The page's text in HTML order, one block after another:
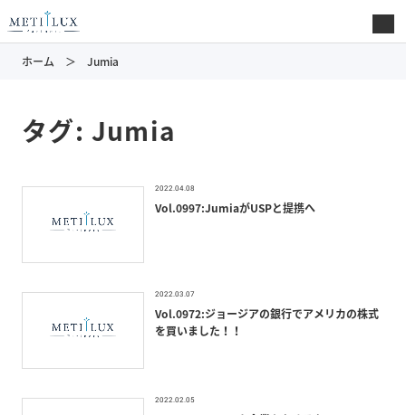
ホーム Jumia
タグ: Jumia
2022.04.08
Vol.0997:JumiaがUSPと提携へ
2022.03.07
Vol.0972:ジョージアの銀行でアメリカの株式
を買いました！！
2022.02.05